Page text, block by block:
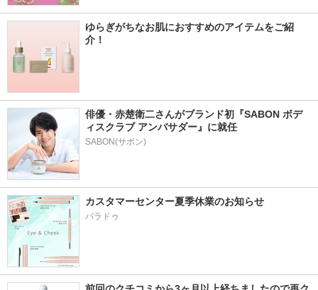
ゆらぎがちなお肌におすすめのアイテムをご紹
介！
俳優・赤楚衛二さんがブランド初『SABON ボデ
ィスクラブ アンバサダー』に就任
SABON(サボン)
カスタマーセンター夏季休業のお知らせ
パラドゥ